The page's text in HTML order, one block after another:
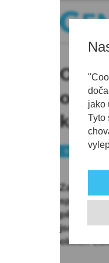
jako
Tyto
korun
Kraj
pět
jsou
obcích